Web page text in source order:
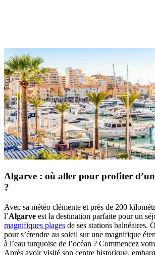
Algarve : où aller pour profiter
?
Avec sa météo clémente et près de 200
l’Algarve est la destination parfaite pour un
magnifiques plages de ses stations balnéaires.
pour s’étendre au soleil sur une magnifique
à l’eau turquoise de l’océan ? Commencez
Après avoir visité son centre historique,